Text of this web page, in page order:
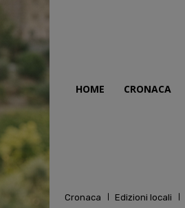
HOME CRONACA
Cronaca Edizioni locali